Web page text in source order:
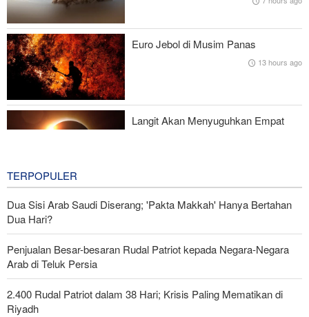
Solusi Militer untuk Hormuz
Krisis Amputasi Gaza: 8.000 Orang Kehilangan Anggota Tubuh
Akibat Perang
Chris Murphy: Trump Kalah, AS Tumbang, Iran Makin Perkasa di
Akhir Perang
Euro Jebol di Musim Panas
13 hours ago
Langit Akan Menyuguhkan Empat
TERPOPULER
Dua Sisi Arab Saudi Diserang; 'Pakta Makkah' Hanya Bertahan
Dua Hari?
Penjualan Besar-besaran Rudal Patriot kepada Negara-Negara
Arab di Teluk Persia
2.400 Rudal Patriot dalam 38 Hari; Krisis Paling Mematikan di
Riyadh